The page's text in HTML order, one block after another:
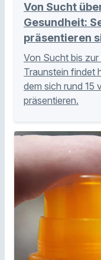
Von Sucht
Gesundheit:
präsentieren
Von Sucht bis zur
Traunstein findet
dem sich rund 15
präsentieren.